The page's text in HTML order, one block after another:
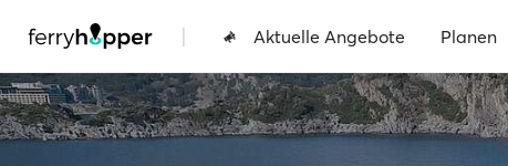
| Aktuelle Angebote Planen